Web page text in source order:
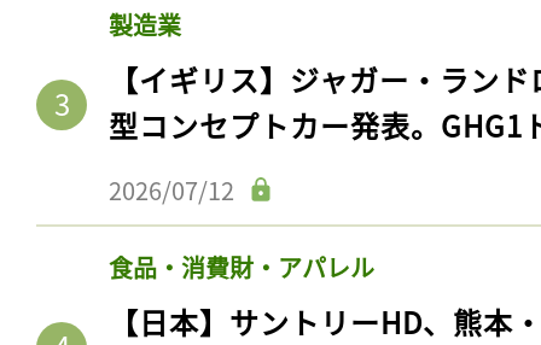
製造業
【イギリス】ジャガー・ラン
型コンセプトカー発表。GHG1
2026/07/12
食品・消費財・アパレル
【日本】サントリーHD、熊本